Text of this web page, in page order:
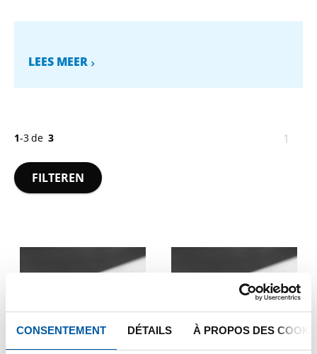
CONSENTEMENT DÉTAILS À PROPOS DES
LEES MEER
1-3de 3
Vous
1
FILTEREN